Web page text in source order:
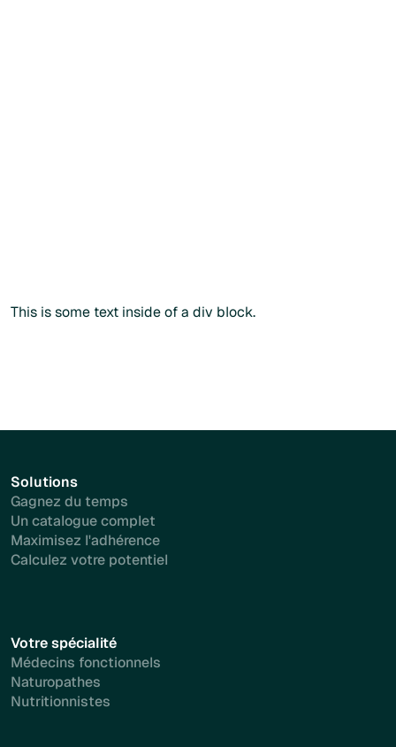
This is some text inside of a div block.
Solutions
Gagnez du temps
Un catalogue complet
Maximisez l'adhérence
Calculez votre potentiel
Votre spécialité
Médecins fonctionnels
Naturopathes
Nutritionnistes